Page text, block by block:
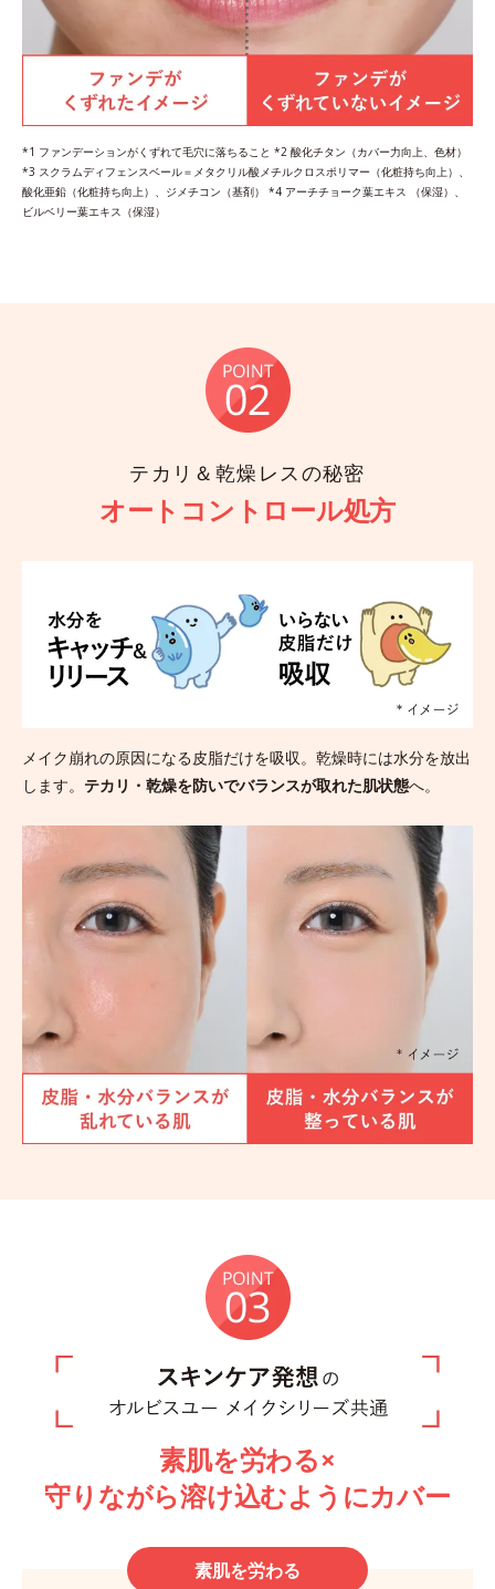
*1 ファンデーションがくずれて毛穴に落ちること *2 酸化チタン（カバー力向上、色材）
*3 スクラムディフェンスベール＝メタクリル酸メチルクロスポリマー（化粧持ち向上）、
酸化亜鉛（化粧持ち向上）、ジメチコン（基剤） *4 アーチチョーク葉エキス （保湿）、
ビルベリー葉エキス（保湿）
テカリ＆乾燥レスの秘密
オートコントロール処方
メイク崩れの原因になる皮脂だけを吸収。乾燥時には水分を放出
します。 テカリ・乾燥を防いでバランスが取れた肌状態へ。
素肌を労わる×
守りながら溶け込むようにカバー
素肌を労わる